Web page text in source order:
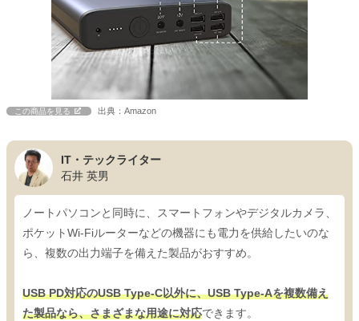
この商品を見る 出典：Amazon
IT・テックライター
石井 英男
ノートパソコンと同時に、スマートフォンやデジタルカメラ、
ポケットWi-Fiルーターなどの機器にも電力を供給したいのな
ら、複数の出力端子を備えた製品がおすすめ。
USB PD対応のUSB Type-C以外に、USB Type-Aを複数備え
た製品なら、さまざまな用途に対応できます。